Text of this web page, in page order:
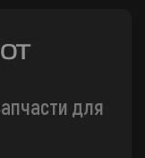
для